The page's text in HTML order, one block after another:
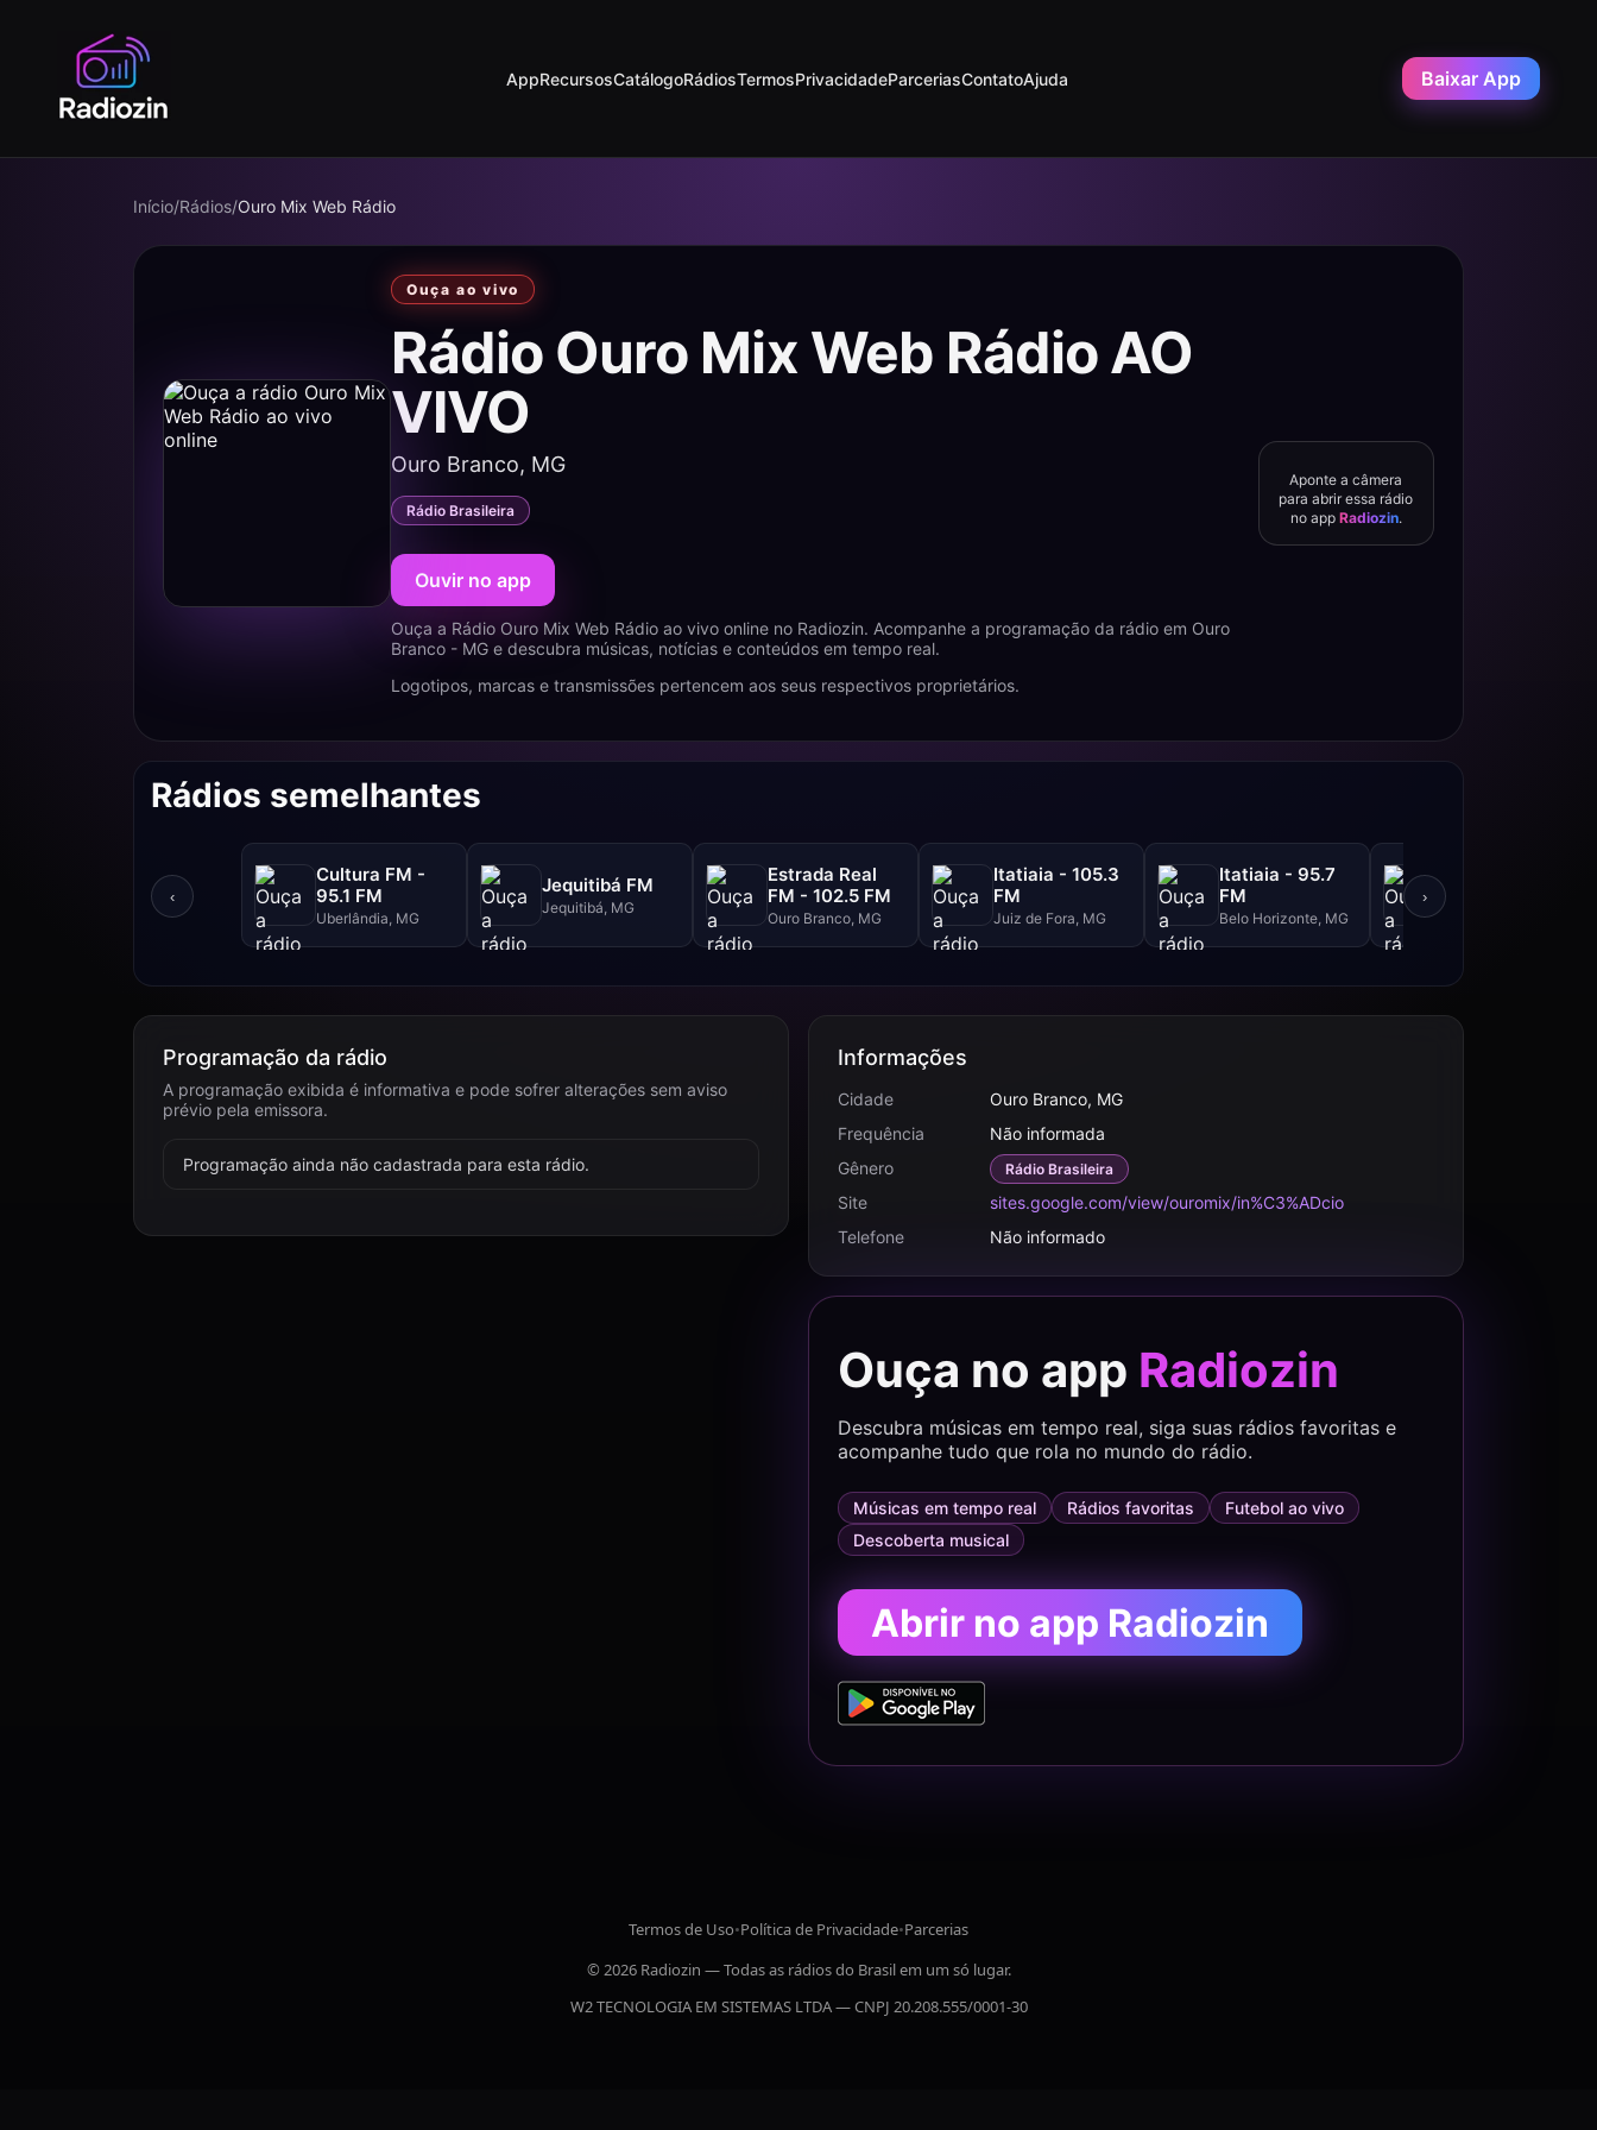
AppRecursosCatálogoRádiosTermosPrivacidadeParceriasContatoAjuda Baixar App
Início/Rádios/Ouro Mix Web Rádio
Ouça ao vivo
Rádio Ouro Mix Web Rádio AO
VIVO
Ouro Branco, MG
Rádio Brasileira
Ouvir no app
Ouça a Rádio Ouro Mix Web Rádio ao vivo online no Radiozin. Acompanhe a programação da rádio em Ouro
Branco - MG e descubra músicas, notícias e conteúdos em tempo real.
Logotipos, marcas e transmissões pertencem aos seus respectivos proprietários.
Aponte a câmera
para abrir essa rádio
no app Radiozin.
Rádios semelhantes
‹
Cultura FM -
95.1 FM
Uberlândia, MG
Jequitibá FM
Jequitibá, MG
Estrada Real
FM - 102.5 FM
Ouro Branco, MG
Itatiaia - 105.3
FM
Juiz de Fora, MG
Itatiaia - 95.7
FM
Belo Horizonte, MG
AM
›
Programação da rádio
A programação exibida é informativa e pode sofrer alterações sem aviso
prévio pela emissora.
Programação ainda não cadastrada para esta rádio.
Informações
Cidade
Ouro Branco, MG
Frequência
Não informada
Gênero
Rádio Brasileira
Site
sites.google.com/view/ouromix/in%C3%ADcio
Telefone
Não informado
Ouça no app Radiozin
Descubra músicas em tempo real, siga suas rádios favoritas e
acompanhe tudo que rola no mundo do rádio.
Músicas em tempo real Rádios favoritas
Futebol ao vivo
Descoberta musical
Abrir no app Radiozin
Termos de Uso•Política de Privacidade•Parcerias
© 2026 Radiozin — Todas as rádios do Brasil em um só lugar.
W2 TECNOLOGIA EM SISTEMAS LTDA — CNPJ 20.208.555/0001-30